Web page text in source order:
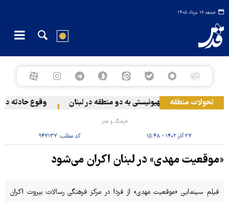
جمعه ۱۶ مرداد ۱۴۰۵
تحولات منطقه
حمله رژیم صهیونیستی به دو منطقه در لبنان وقوع حادثه
فرهنگ و هنر
۲۷ آذر ۱۴۰۲ - ۱۵:۴۸ کد مطلب: ۹۴۷۱۳۷
«موقعیت مهدی» در لبنان اکران می‌شود
فیلم سینمایی «موقعیت مهدی» از فردا در مرکز فرهنگی رسالات بیروت اکران